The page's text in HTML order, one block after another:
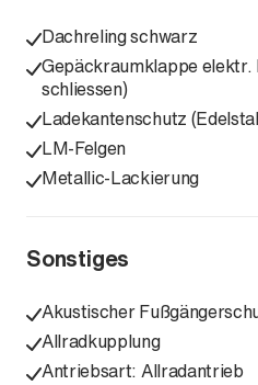
Dachreling schwarz
Gepäckraumklappe
schliessen)
Ladekantenschutz
LM-Felgen
Metallic-Lackierung
Sonstiges
Akustischer
Allradkupplung
Antriebsart: Allradantrieb